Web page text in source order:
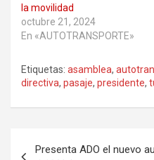
la movilidad
octubre 21, 2024
En «AUTOTRANSPORTE»
Etiquetas: asamblea,
directiva, pasaje, presidente,
Presenta ADO el nuevo